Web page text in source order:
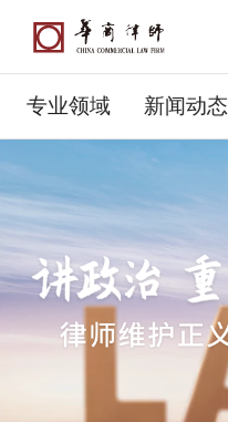
专业领域 新闻动态